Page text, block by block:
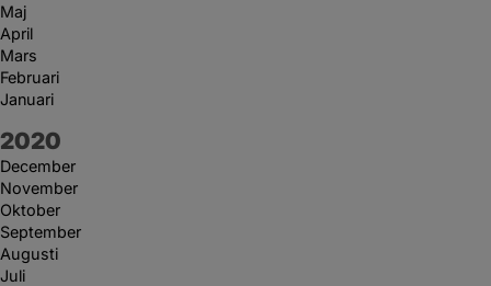
Maj
April
Mars
Februari
Januari
År:
2020
December
November
Oktober
September
Augusti
Juli